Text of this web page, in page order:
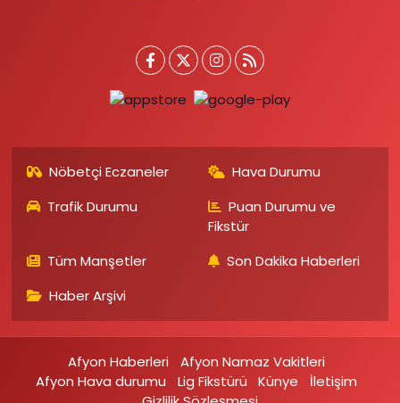
Nöbetçi Eczaneler
Hava Durumu
Trafik Durumu
Puan Durumu ve
Fikstür
Tüm Manşetler
Son Dakika Haberleri
Haber Arşivi
Afyon Haberleri
Afyon Namaz Vakitleri
Afyon Hava durumu
Lig Fikstürü Künye
İletişim